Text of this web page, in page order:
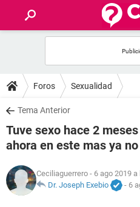
FOROS
SALUD
FAMILIA
NUTRICIÓN
Foros Sexualidad
Tema Anterior
Tuve sexo hace 2
ahora en este mas ya
Ceciliaguerrero - 6 ago 2019 a
Dr. Joseph Exebio
- 6